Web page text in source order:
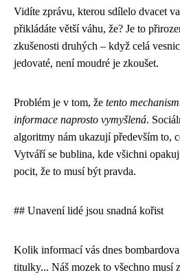
Vidíte zprávu, kterou sdílelo dvacet
přikládáte větší váhu, že? Je to
zkušenosti druhých – když celá
jedovaté, není moudré je zkoušet.
Problém je v tom, že tento
informace naprosto vymyšlená.
algoritmy nám ukazují především to,
Vytváří se bublina, kde všichni
pocit, že to musí být pravda.
## Unavení lidé jsou snadná kořist
Kolik informací vás dnes
titulky... Náš mozek to všechno musí